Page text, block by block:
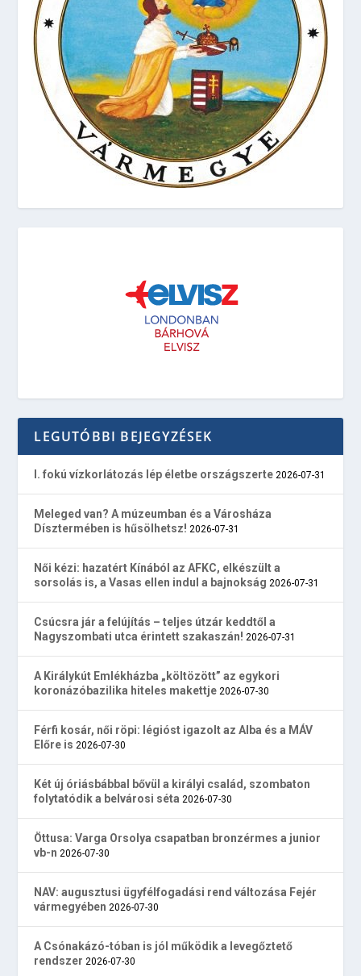
LEGUTÓBBI BEJEGYZÉSEK
I. fokú vízkorlátozás lép életbe országszerte 2026-07-31
Meleged van? A múzeumban és a Városháza
Dísztermében is hűsölhetsz! 2026-07-31
Női kézi: hazatért Kínából az AFKC, elkészült a
sorsolás is, a Vasas ellen indul a bajnokság 2026-07-31
Csúcsra jár a felújítás – teljes útzár keddtől a
Nagyszombati utca érintett szakaszán! 2026-07-31
A Királykút Emlékházba „költözött” az egykori
koronázóbazilika hiteles makettje 2026-07-30
Férfi kosár, női röpi: légióst igazolt az Alba és a MÁV
Előre is 2026-07-30
Két új óriásbábbal bővül a királyi család, szombaton
folytatódik a belvárosi séta 2026-07-30
Öttusa: Varga Orsolya csapatban bronzérmes a junior
vb-n 2026-07-30
NAV: augusztusi ügyfélfogadási rend változása Fejér
vármegyében 2026-07-30
A Csónakázó-tóban is jól működik a levegőztető
rendszer 2026-07-30